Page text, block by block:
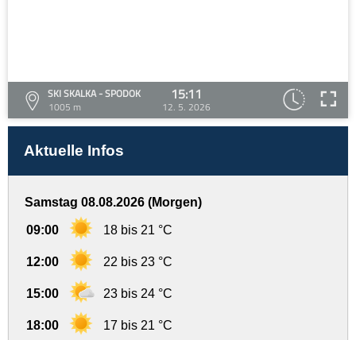
SKI SKALKA - SPODOK
1005 m
15:11
12. 5. 2026
Aktuelle Infos
Samstag 08.08.2026 (Morgen)
09:00 18 bis 21 °C
12:00 22 bis 23 °C
15:00 23 bis 24 °C
18:00 17 bis 21 °C